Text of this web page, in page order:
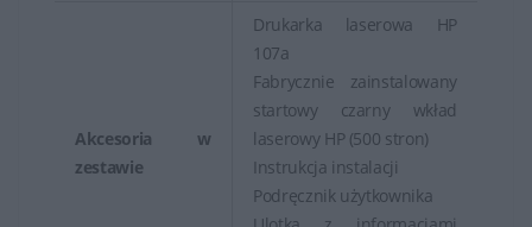
Akcesoria w
zestawie
Drukarka laserowa HP
107a
Fabrycznie zainstalowany
startowy czarny wkład
laserowy HP (500 stron)
Instrukcja instalacji
Podręcznik użytkownika